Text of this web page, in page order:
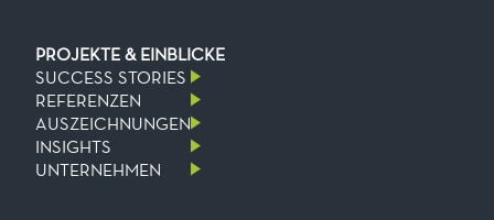
PROJEKTE & EINBLICKE
SUCCESS STORIES
REFERENZEN
AUSZEICHNUNGEN
INSIGHTS
UNTERNEHMEN